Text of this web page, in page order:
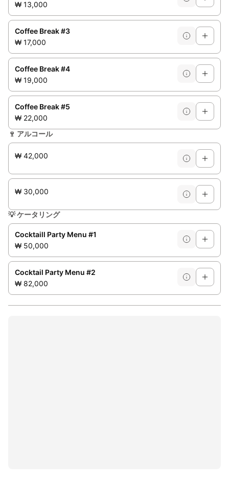
₩ 13,000
Coffee Break #3
₩ 17,000
Coffee Break #4
₩ 19,000
Coffee Break #5
₩ 22,000
🍷 アルコール
₩ 42,000
₩ 30,000
💡ケータリング
Cocktaill Party Menu #1
₩ 50,000
Cocktail Party Menu #2
₩ 82,000